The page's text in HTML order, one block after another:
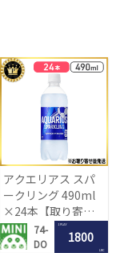
アクエリアス スパ
ークリング 490ml
×24本【取り寄せ
入荷後次第発送】
74-
DO
1 PLAY
1800
LRC